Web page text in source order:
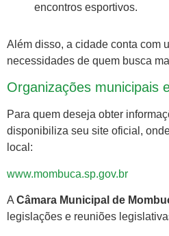
encontros esportivos.
Além disso, a cidade conta com
necessidades de quem busca
Organizações municipais
Para quem deseja obter
disponibiliza seu site oficial,
local:
www.mombuca.sp.gov.br
A Câmara Municipal de
legislações e reuniões